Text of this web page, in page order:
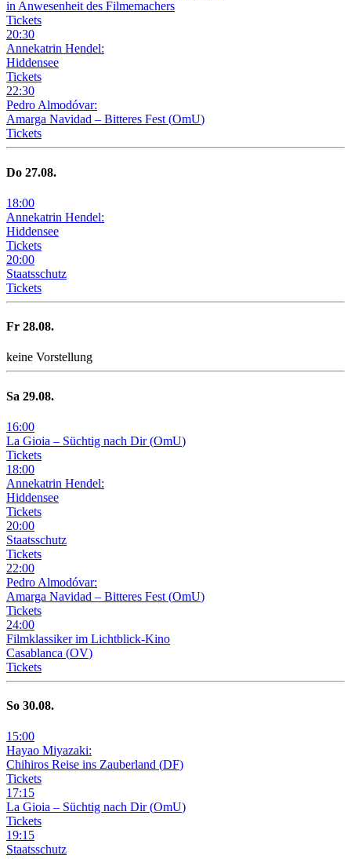
in Anwesenheit des Filmemachers
Tickets
20:30
Annekatrin Hendel:
Hiddensee
Tickets
22:30
Pedro Almodóvar:
Amarga Navidad – Bitteres Fest (OmU)
Tickets
Do 27.08.
18:00
Annekatrin Hendel:
Hiddensee
Tickets
20:00
Staatsschutz
Tickets
Fr 28.08.
keine Vorstellung
Sa 29.08.
16:00
La Gioia – Süchtig nach Dir (OmU)
Tickets
18:00
Annekatrin Hendel:
Hiddensee
Tickets
20:00
Staatsschutz
Tickets
22:00
Pedro Almodóvar:
Amarga Navidad – Bitteres Fest (OmU)
Tickets
24:00
Filmklassiker im Lichtblick-Kino
Casablanca (OV)
Tickets
So 30.08.
15:00
Hayao Miyazaki:
Chihiros Reise ins Zauberland (DF)
Tickets
17:15
La Gioia – Süchtig nach Dir (OmU)
Tickets
19:15
Staatsschutz